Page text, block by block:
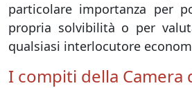
particolare importanza per
propria solvibilità o per
qualsiasi interlocutore
I compiti della Camera